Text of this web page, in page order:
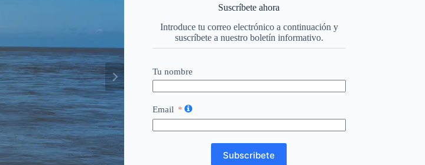
Suscríbete ahora
Introduce tu correo electrónico a continuación y
suscríbete a nuestro boletín informativo.
Tu nombre
Email
Subscribete